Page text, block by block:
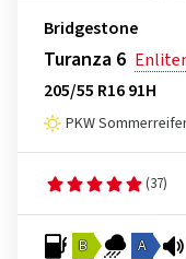
Bridgestone
Turanza 6
205/55 R16 91H
PKW
(37)
B A